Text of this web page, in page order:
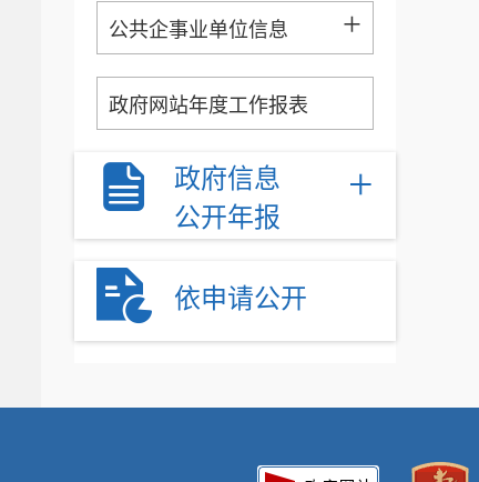
公共企事业单位信息 +
政府网站年度工作报表
政府信息
公开年报
+
依申请公开